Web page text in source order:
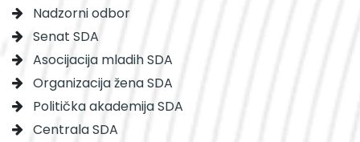
Nadzorni odbor
Senat SDA
Asocijacija mladih SDA
Organizacija žena SDA
Politička akademija SDA
Centrala SDA